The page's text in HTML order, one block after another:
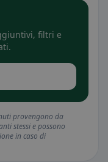
filtri e
provengono da
stessi e possono
in caso di